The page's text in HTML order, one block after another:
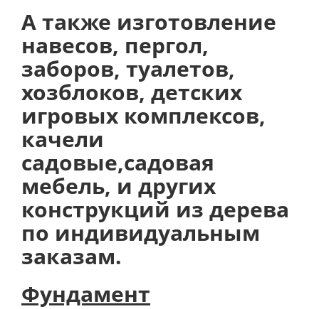
А также изготовление
навесов, пергол,
заборов, туалетов,
хозблоков, детских
игровых комплексов,
качели
садовые,садовая
мебель, и других
конструкций из дерева
по индивидуальным
заказам.
Фундамент